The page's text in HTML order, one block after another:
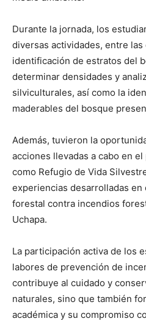
Durante la jornada, los
diversas actividades, entre las
identificación de estratos del
determinar densidades y
silviculturales, así como la
maderables del bosque
Además, tuvieron la
acciones llevadas a cabo en
como Refugio de Vida
experiencias desarrolladas
forestal contra incendios
Uchapa.
La participación activa de los
labores de prevención de
contribuye al cuidado y
naturales, sino que también
académica y su compromiso